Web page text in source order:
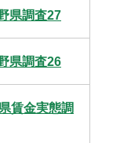
県調査27
県調査26
賃金実態調